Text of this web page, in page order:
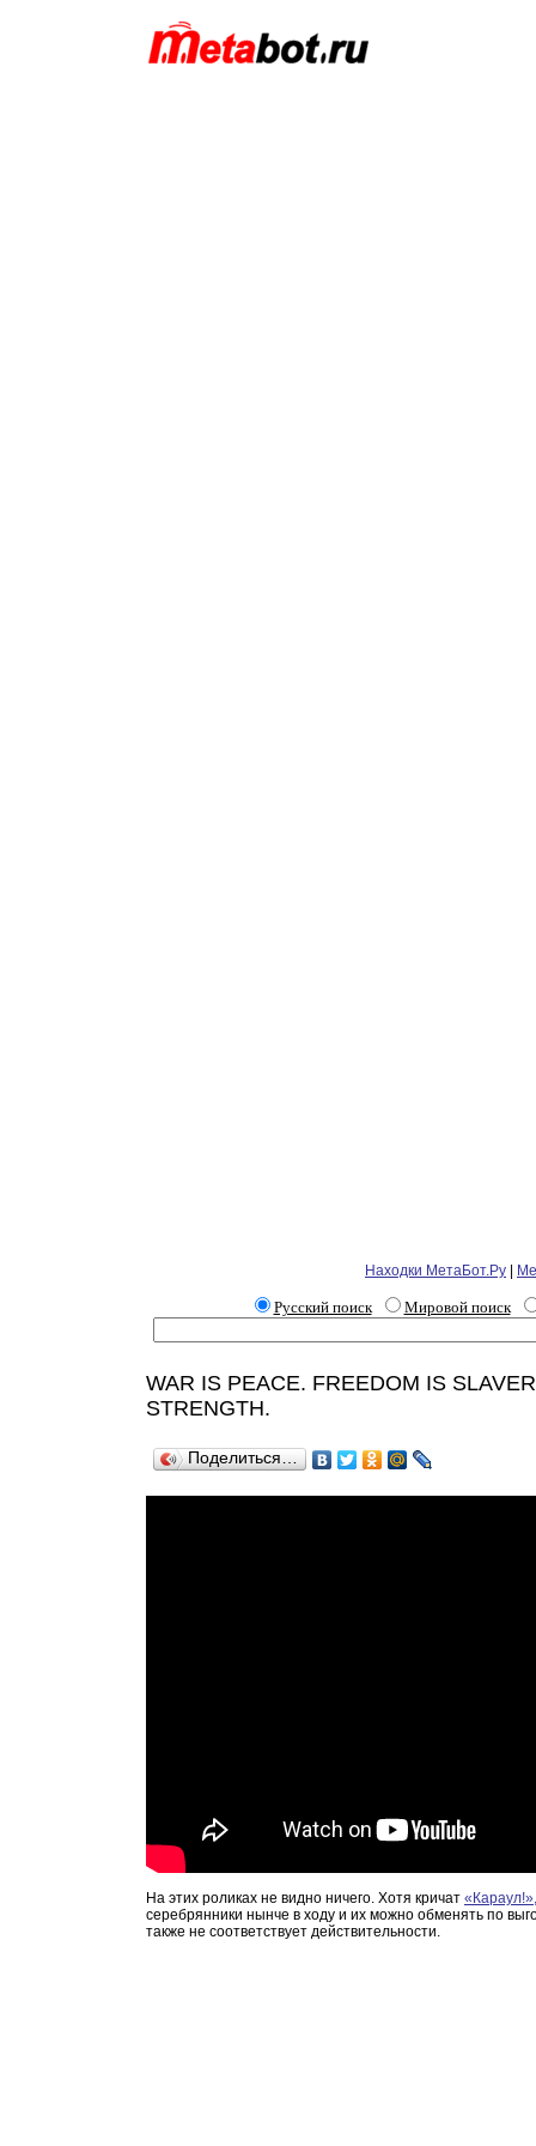
Находки МетаБот.Ру
Русский поиск Мировой поиск
WAR IS PEACE. FREEDOM IS
STRENGTH.
Поделиться…
На этих роликах не видно ничего. Хотя кричат
серебрянники нынче в ходу и их можно обменять по
также не соответствует действительности.